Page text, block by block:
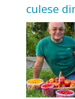
culese
nu poate